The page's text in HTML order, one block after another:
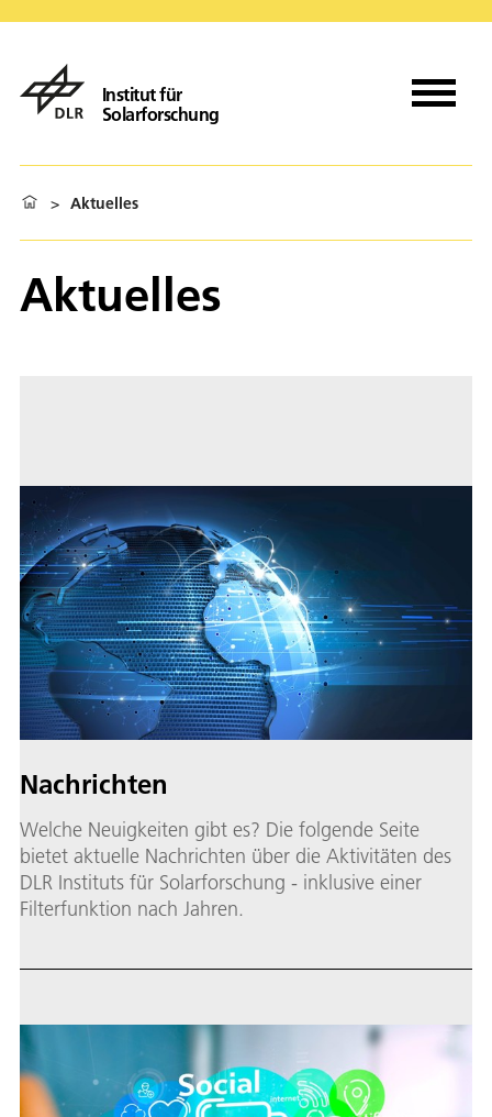
Institut für
Solarforschung
> Aktuelles
Aktuelles
Nachrichten
Welche Neuigkeiten gibt es? Die folgende Seite
bietet aktuelle Nachrichten über die Aktivitäten des
DLR Instituts für Solarforschung - inklusive einer
Filterfunktion nach Jahren.